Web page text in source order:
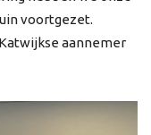
voortgezet.
aannemer